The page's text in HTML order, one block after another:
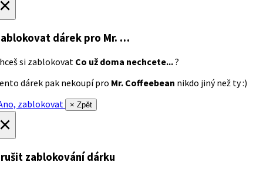
dárek pro Mr. …
si zablokovat Co už doma nechcete...?
dárek pak nekoupí pro Mr. Coffeebean nikdo jiný než ty :)
zablokovat
× Zpět
zablokování dárku